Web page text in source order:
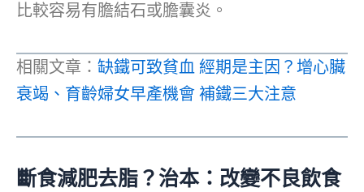
比較容易有膽結石或膽囊炎。
相關文章： 缺鐵可致貧血 經期是主因？增心臟
衰竭、育齡婦女早產機會 補鐵三大注意
斷食減肥去脂？治本：改變不良飲食